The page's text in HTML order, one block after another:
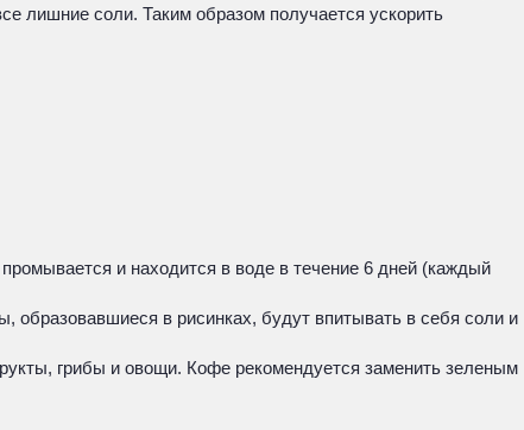
лишние соли. Таким образом получается ускорить
и находится в воде в течение 6 дней (каждый
образовавшиеся в рисинках, будут впитывать в себя соли и
грибы и овощи. Кофе рекомендуется заменить зеленым